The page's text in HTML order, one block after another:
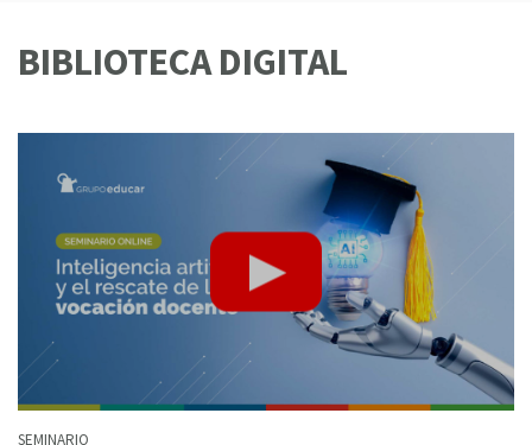
BIBLIOTECA DIGITAL
SEMINARIO